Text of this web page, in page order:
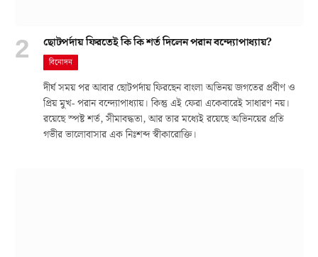
ছোটপর্দায় ফিরতেই কি কি শর্ত দিলেন পরান বন্দ্যোপাধ্যায়?
বিনোদন
দীর্ঘ সময় পর আবার ছোটপর্দায় ফিরছেন বাংলা অভিনয় জগতের প্রবীণ ও
প্রিয় মুখ- পরান বন্দ্যোপাধ্যায়। কিন্তু এই ফেরা একেবারেই সাধারণ নয়।
রয়েছে স্পষ্ট শর্ত, সীমাবদ্ধতা, আর তার মধ্যেই রয়েছে অভিনয়ের প্রতি
গভীর ভালোবাসার এক নিঃশব্দ স্বীকারোক্তি।